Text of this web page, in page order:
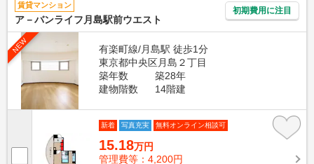
賃貸マンション
ア－バンライフ月島駅前ウエスト
初期費用に注目
NEW
有楽町線/月島駅 徒歩1分
東京都中央区月島２丁目
築年数
築28年
建物階数
14階建
新着 写真充実 無料オンライン相談可
15.18万円
管理費等：4,200円